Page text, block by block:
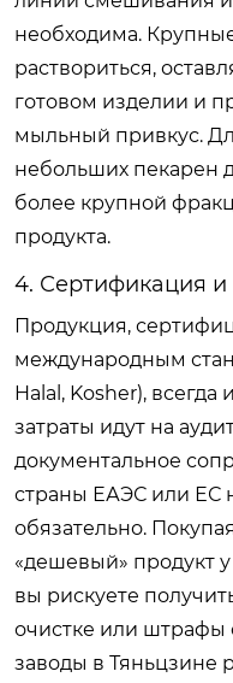
необходима.
раствориться,
готовом изделии и
мыльный привкус.
небольших пекарен
более крупной
продукта.
4. Сертификация и
Продукция,
международным
Halal, Kosher), всегда
затраты идут на
документальное
страны ЕАЭС или ЕС
обязательно.
«дешевый» продукт
вы рискуете
очистке или штрафы
заводы в Тяньцзине